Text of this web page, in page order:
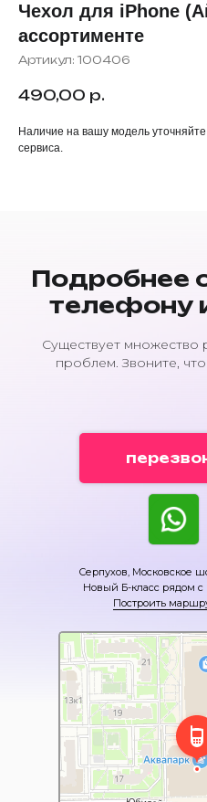
Чехол для iPhone
ассортименте
Артикул: 100406
490,00 р.
Наличие на вашу модель
сервиса.
Подробнее
телефону
Существует множество
проблем. Звоните,
Серпухов, Московское
Новый Б-класс рядом с
Построить